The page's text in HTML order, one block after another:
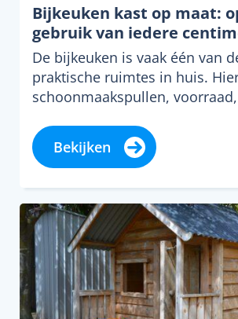
Bijkeuken kast op maat:
gebruik van iedere
De bijkeuken is vaak één van
praktische ruimtes in huis.
schoonmaakspullen,
Bekijken